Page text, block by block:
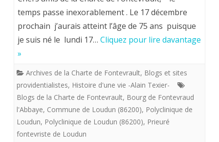
de
la
Charte
2020/1.
Ascension.
Jeudi
temps passe inexorablement . Le 17 décembre
prochain j’aurais atteint l’âge de 75 ans puisque
je suis né le lundi 17… Cliquez pour lire davantage
»
Archives de la Charte de Fontevrault, Blogs et sites
providentialistes, Histoire d'une vie -Alain Texier-
Blogs de la Charte de Fontevrault, Bourg de Fontevraud
l'Abbaye, Commune de Loudun (86200), Polyclinique de
Loudun, Polyclinique de Loudun (86200), Prieuré
fontevriste de Loudun